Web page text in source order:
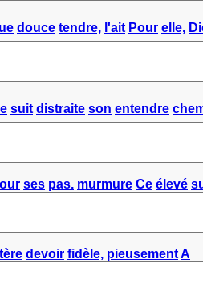
douce tendre, l'ait Pour elle,
suit distraite son entendre
ses pas. murmure Ce élevé
devoir fidèle, pieusementA